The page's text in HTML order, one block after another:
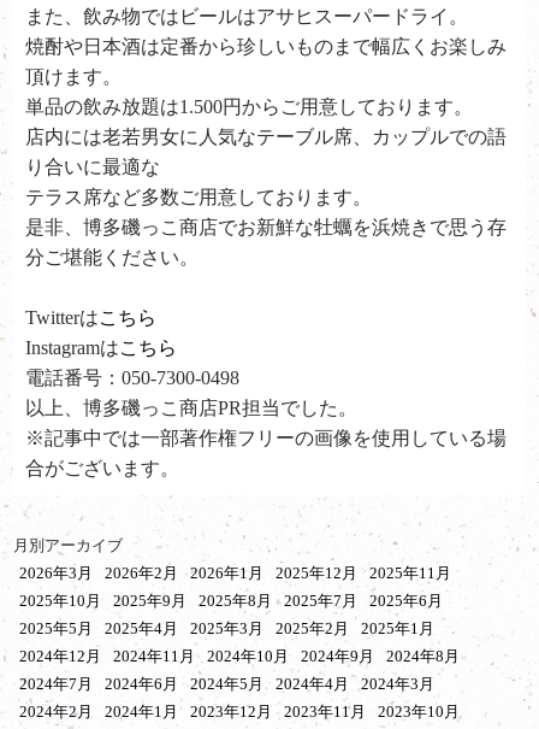
また、飲み物ではビールはアサヒスーパードライ。
焼酎や日本酒は定番から珍しいものまで幅広くお楽しみ
頂けます。
単品の飲み放題は1.500円からご用意しております。
店内には老若男女に人気なテーブル席、カップルでの語
り合いに最適な
テラス席など多数ご用意しております。
是非、博多磯っこ商店でお新鮮な牡蠣を浜焼きで思う存
分ご堪能ください。
Twitterはこちら
Instagramはこちら
電話番号：050-7300-0498
以上、博多磯っこ商店PR担当でした。
※記事中では一部著作権フリーの画像を使用している場
合がございます。
月別アーカイブ
2026年3月
2026年2月 2026年1月 2025年12月
2025年11月
2025年10月
2025年9月 2025年8月 2025年7月
2025年6月
2025年5月
2025年4月 2025年3月 2025年2月
2025年1月
2024年12月
2024年11月 2024年10月 2024年9月
2024年8月
2024年7月
2024年6月 2024年5月 2024年4月
2024年3月
2024年2月
2024年1月 2023年12月 2023年11月
2023年10月